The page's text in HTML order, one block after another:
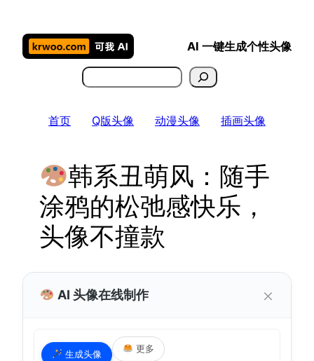
AI 一键生成个性头像
搜
索
首页 Q版头像 动漫头像 插画头像
韩系丑萌风：随手
涂鸦的松弛感快乐，
头像不撞款
AI 头像在线制作 ×
生成头像
更多